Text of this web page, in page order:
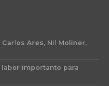
Ares, Nil Moliner,
labor importante para